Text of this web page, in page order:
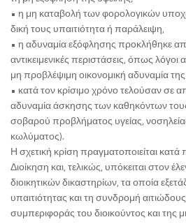
• η μη καταβολή των φορολογικών
δική τους υπαιτιότητα ή παράλειψη,
• η αδυναμία εξόφλησης προκλήθηκε από
αντικειμενικές περιστάσεις, όπως
μη προβλέψιμη οικονομική αδυναμία
• κατά τον κρίσιμο χρόνο τελούσαν σε
αδυναμία άσκησης των καθηκόντων
σοβαρού προβλήματος υγείας,
κωλύματος).
Η σχετική κρίση πραγματοποιείται
Διοίκηση και, τελικώς, υπόκειται στον
διοικητικών δικαστηρίων, τα οποία
υπαιτιότητας και τη συνδρομή
συμπεριφοράς του διοικούντος και της